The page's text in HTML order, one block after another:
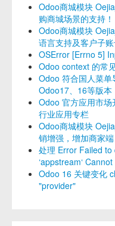
Odoo商城模块
购商城场景的支持！
Odoo商城模块
语言支持及客户子账
OSError [Errno 5]
Odoo context 的常
Odoo 符合国人菜
Odoo17、16等版本
Odoo 官方应用市
行业应用专栏
Odoo商城模块
销增强，增加商家端
处理 Error Failed
‘appstream‘
Odoo 16 关键变化
"provider"